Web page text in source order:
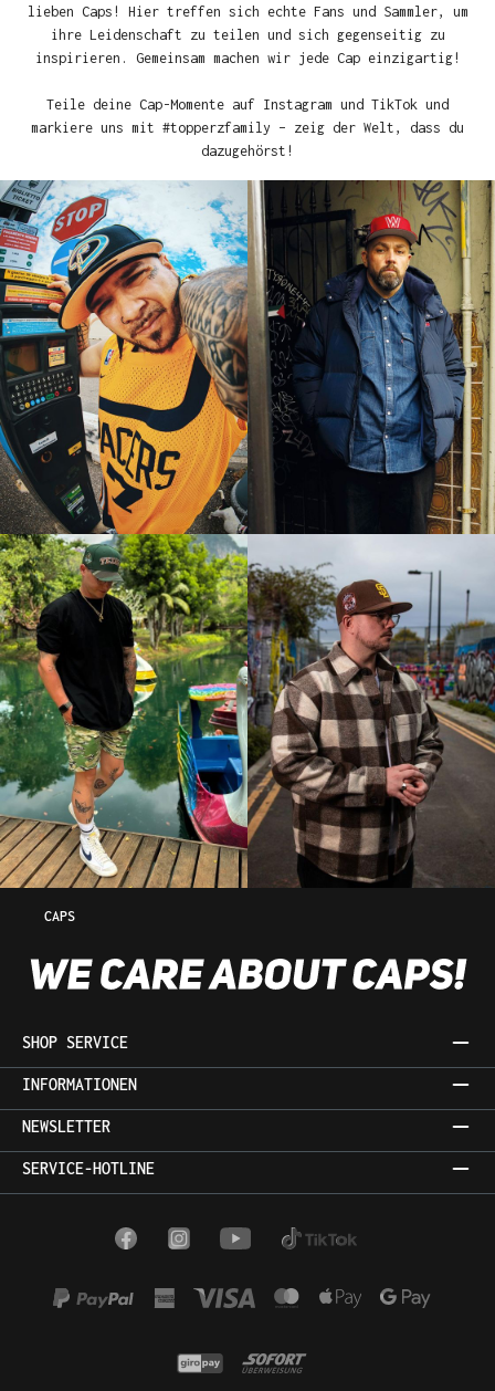
lieben Caps! Hier treffen sich echte Fans und Sammler, um
ihre Leidenschaft zu teilen und sich gegenseitig zu
inspirieren. Gemeinsam machen wir jede Cap einzigartig!
Teile deine Cap-Momente auf Instagram und TikTok und
markiere uns mit #topperzfamily – zeig der Welt, dass du
dazugehörst!
CAPS
SHOP SERVICE
INFORMATIONEN
NEWSLETTER
SERVICE-HOTLINE